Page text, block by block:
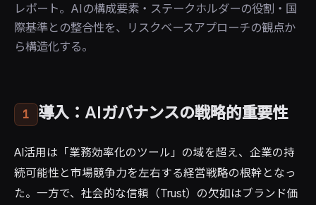
レポート。AIの構成要素・ステークホルダーの役割・国
際基準との整合性を、リスクベースアプローチの観点か
ら構造化する。
1 導入：AIガバナンスの戦略的重要性
AI活用は「業務効率化のツール」の域を超え、企業の持
続可能性と市場競争力を左右する経営戦略の根幹となっ
た。一方で、社会的な信頼（Trust）の欠如はブランド価